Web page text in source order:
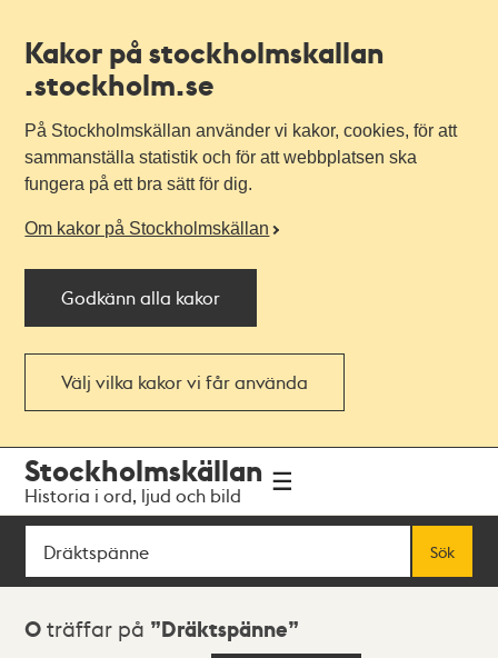
Kakor på stockholmskallan
.stockholm.se
På Stockholmskällan använder vi kakor, cookies, för att
sammanställa statistik och för att webbplatsen ska
fungera på ett bra sätt för dig.
Om kakor på Stockholmskällan
Godkänn alla kakor
Välj vilka kakor vi får använda
navigationen
huvudinnehållet
Stockholmskällan
Historia i ord, ljud och bild
Sök
Sök
Sökresultat
0 träffar på Dräktspänne